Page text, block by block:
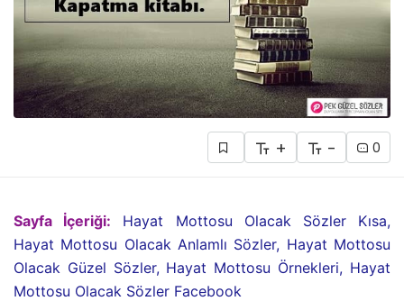
+ - 0
Sayfa İçeriği:
Hayat Mottosu Olacak Sözler Kısa,
Hayat Mottosu Olacak Anlamlı Sözler, Hayat Mottosu
Olacak Güzel Sözler, Hayat Mottosu Örnekleri, Hayat
Mottosu Olacak Sözler Facebook